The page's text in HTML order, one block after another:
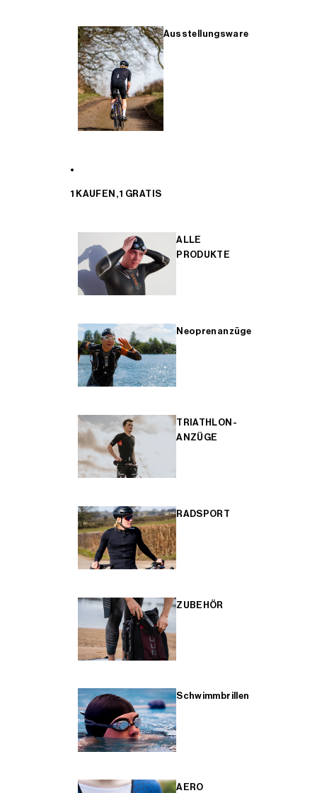
Ausstellungsware
1 KAUFEN, 1 GRATIS
ALLE
PRODUKTE
Neoprenanzüge
TRIATHLON-
ANZÜGE
RADSPORT
ZUBEHÖR
Schwimmbrillen
AERO